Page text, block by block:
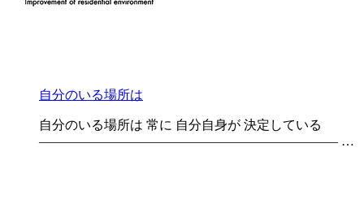
自分のいる場所は
自分のいる場所は 常に 自分自身が 決定している
——————————————————————— …